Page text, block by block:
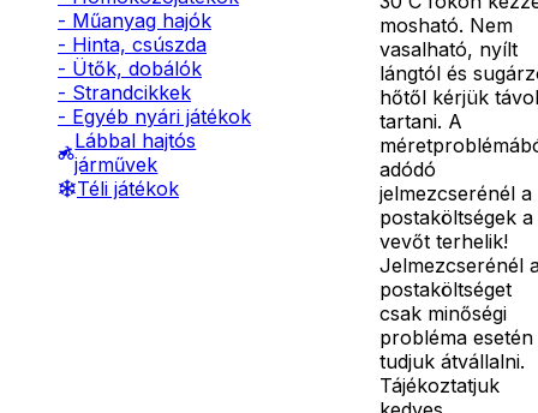
- Műanyag hajók
- Hinta, csúszda
- Ütők, dobálók
- Strandcikkek
- Egyéb nyári játékok
Lábbal hajtós
járművek
Téli játékok
mosható. Nem
vasalható, nyílt
lángtól és
hőtől kérjük távol
tartani. A
adódó
jelmezcserénél a
postaköltségek a
vevőt terhelik!
Jelmezcserénél
postaköltséget
csak minőségi
probléma esetén
tudjuk átvállalni.
Tájékoztatjuk